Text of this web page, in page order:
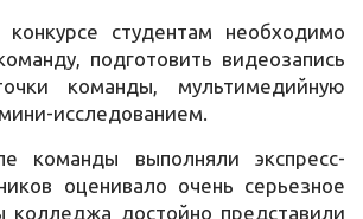
студентам необходимо
подготовить видеозапись
команды, мультимедийную
исследованием.
команды выполняли экспресс-
оценивало очень серьезное
достойно представили